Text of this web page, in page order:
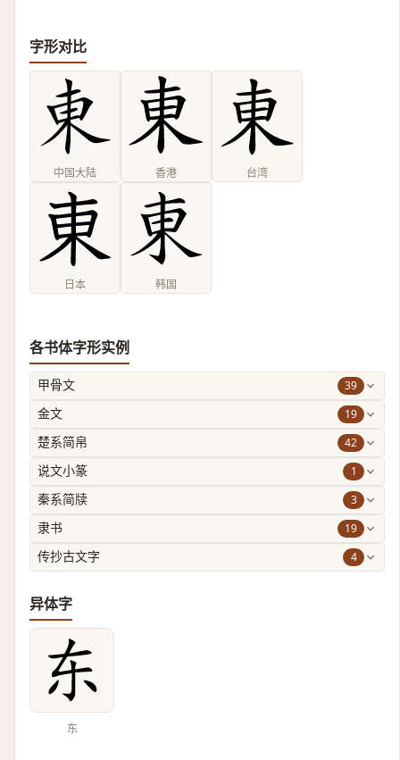
字形对比
中国大陆 香港 台湾
日本 韩国
各书体字形实例
甲骨文 39
金文 19
楚系简帛 42
说文小篆 1
秦系简牍 3
隶书 19
传抄古文字 4
异体字
东